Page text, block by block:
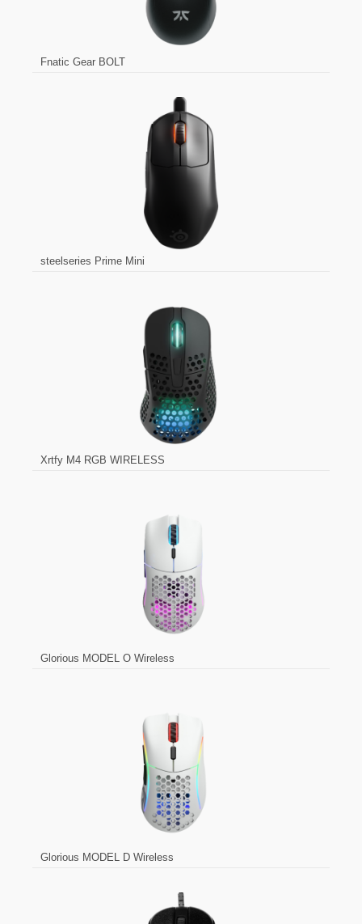
Fnatic Gear BOLT
steelseries Prime Mini
Xrtfy M4 RGB WIRELESS
Glorious MODEL O Wireless
Glorious MODEL D Wireless